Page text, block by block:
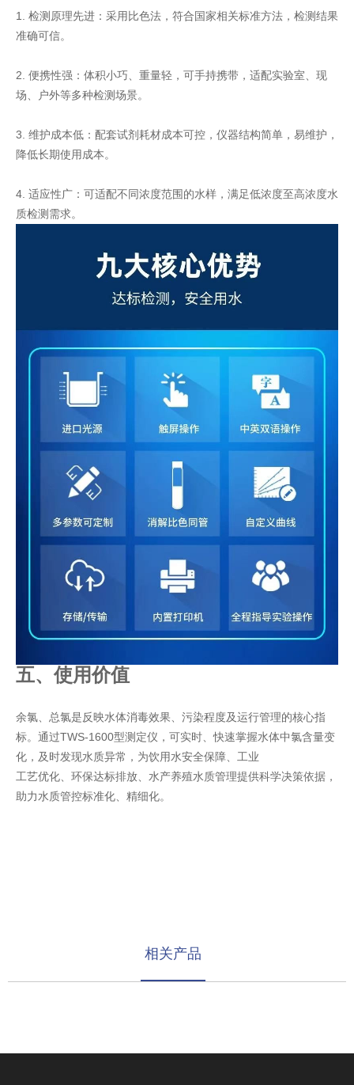
1. 检测原理先进：采用比色法，符合国家相关标准方法，检测结果
准确可信。
2. 便携性强：体积小巧、重量轻，可手持携带，适配实验室、现
场、户外等多种检测场景。
3. 维护成本低：配套试剂耗材成本可控，仪器结构简单，易维护，
降低长期使用成本。
4. 适应性广：可适配不同浓度范围的水样，满足低浓度至高浓度水
质检测需求。
五、使用价值
余氯、总氯是反映水体消毒效果、污染程度及运行管理的核心指
标。通过TWS-1600型测定仪，可实时、快速掌握水体中氯含量变
化，及时发现水质异常，为饮用水安全保障、工业
工艺优化、环保达标排放、水产养殖水质管理提供科学决策依据，
助力水质管控标准化、精细化。
相关产品